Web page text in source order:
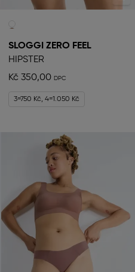
SLOGGI ZERO FEEL
HIPSTER
Kč 350,00
3=750 Kč, 4=1.050 Kč